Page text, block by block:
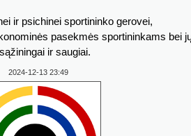
ir psichinei sportininko gerovei,
pasekmės sportininkams bei
ir saugiai.
2024-12-13 23:49